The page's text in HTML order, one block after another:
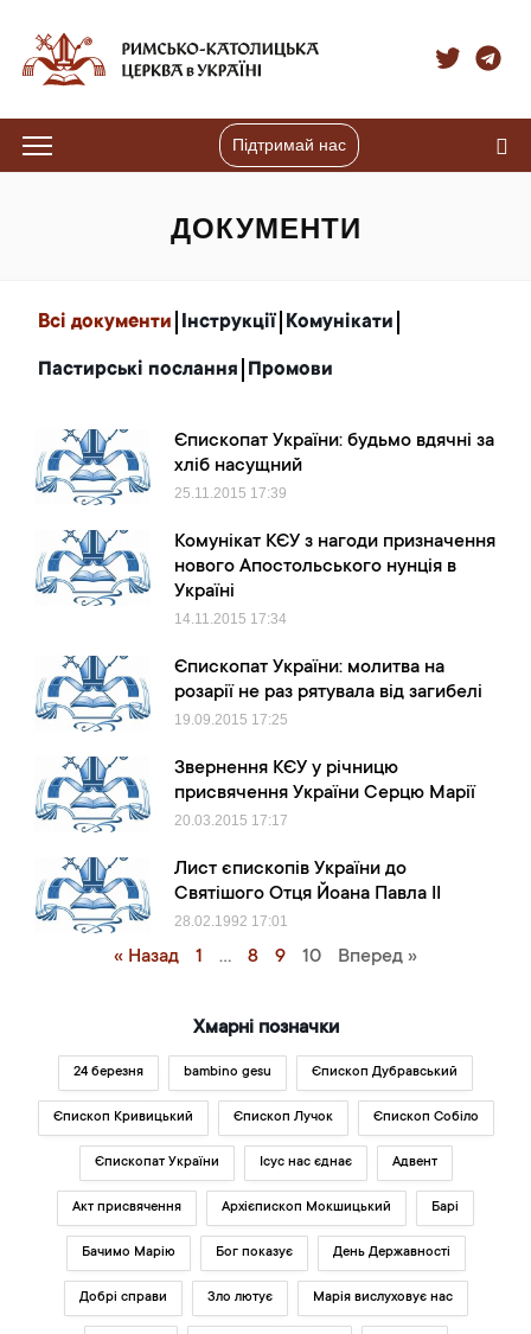
Підтримай нас
ДОКУМЕНТИ
Всі документи Інструкції Комунікати
Пастирські послання Промови
Єпископат України: будьмо вдячні за
хліб насущний
25.11.2015 17:39
Комунікат КЄУ з нагоди призначення
нового Апостольського нунція в
Україні
14.11.2015 17:34
Єпископат України: молитва на
розарії не раз рятувала від загибелі
19.09.2015 17:25
Звернення КЄУ у річницю
присвячення України Серцю Марії
20.03.2015 17:17
Лист єпископів України до
Святішого Отця Йоана Павла ІІ
28.02.1992 17:01
« Назад 1 … 8 9 10 Вперед »
Хмарні позначки
24 березня bambino gesu Єпископ Дубравський
Єпископ Кривицький Єпископ Лучок Єпископ Собіло
Єпископат України Ісус нас єднає Адвент
Акт присвячення Архієпископ Мокшицький Барі
Бачимо Марію Бог показує День Державності
Добрі справи Зло лютує Марія вислуховує нас